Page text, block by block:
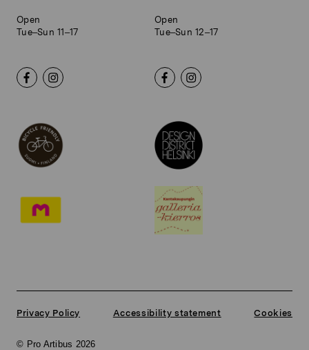
Open
Tue–Sun 11–17
Open
Tue–Sun 12–17
© Pro Artibus 2026
Privacy Policy Accessibility statement Cookies